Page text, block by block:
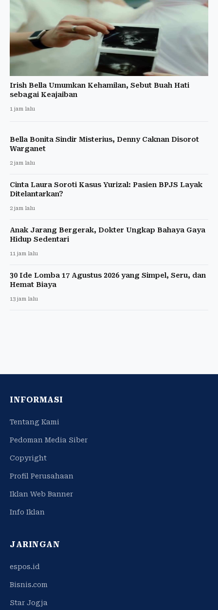
Irish Bella Umumkan Kehamilan, Sebut Buah Hati
sebagai Keajaiban
1 jam lalu
Bella Bonita Sindir Misterius, Denny Caknan Disorot
Warganet
2 jam lalu
Cinta Laura Soroti Kasus Yurizal: Pasien BPJS Layak
Ditelantarkan?
2 jam lalu
Anak Jarang Bergerak, Dokter Ungkap Bahaya Gaya
Hidup Sedentari
11 jam lalu
30 Ide Lomba 17 Agustus 2026 yang Simpel, Seru, dan
Hemat Biaya
13 jam lalu
INFORMASI
Tentang Kami
Pedoman Media Siber
Copyright
Profil Perusahaan
Iklan Web Banner
Info Iklan
JARINGAN
espos.id
Bisnis.com
Star Jogja